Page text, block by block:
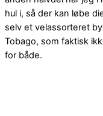
hul i, så der kan løbe
selv et velassorteret
Tobago, som faktisk
for både.